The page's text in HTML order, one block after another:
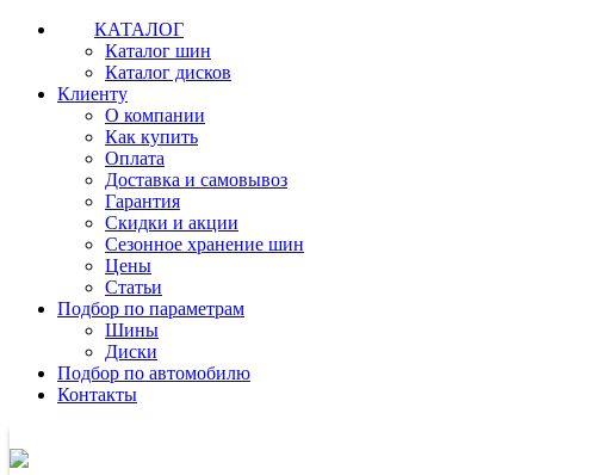
КАТАЛОГ
Каталог шин
Каталог дисков
Клиенту
О компании
Как купить
Оплата
Доставка и самовывоз
Гарантия
Скидки и акции
Сезонное хранение шин
Цены
Статьи
Подбор по параметрам
Шины
Диски
Подбор по автомобилю
Контакты